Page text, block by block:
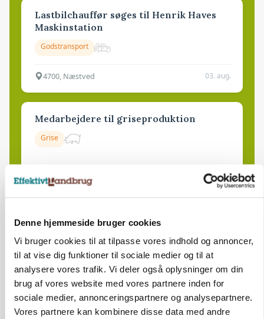
Denne hjemmeside bruger cookies
Vi bruger cookies til at tilpasse vores indhold og annoncer,
til at vise dig funktioner til sociale medier og til at
analysere vores trafik. Vi deler også oplysninger om din
brug af vores website med vores partnere inden for
sociale medier, annonceringspartnere og analysepartnere.
Vores partnere kan kombinere disse data med andre
Lastbilchauffør søges til Henrik Haves
Maskinstation
Godstransport
4700, Næstved 03. aug.
Medarbejdere til griseproduktion
Grise
9681, Ranum 03. aug.
Kalvepasser til ejendom i udvikling søges
Kalve
6392, Bolderslev 03. aug.